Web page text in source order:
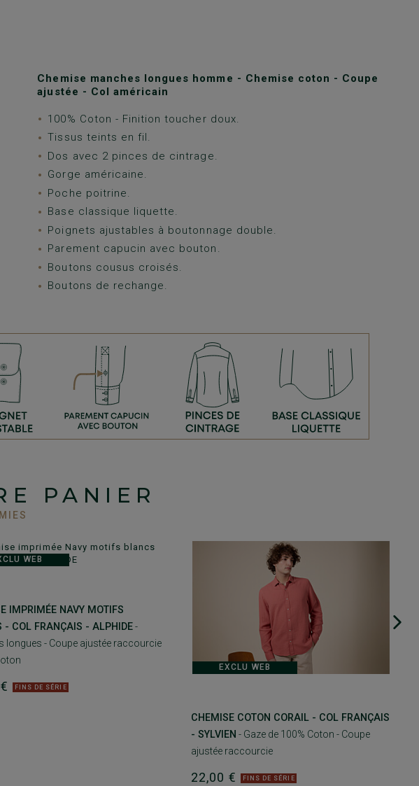
Chemise manches longues homme - Chemise coton - Coupe
ajustée - Col américain
100% Coton - Finition toucher doux.
Tissus teints en fil.
Dos avec 2 pinces de cintrage.
Gorge américaine.
Poche poitrine.
Base classique liquette.
Poignets ajustables à boutonnage double.
Parement capucin avec bouton.
Boutons cousus croisés.
Boutons de rechange.
PANIER
WEB
IMPRIMÉE NAVY MOTIFS
- COL FRANÇAIS - ALPHIDE-
longues - Coupe ajustée raccourcie
€ FINS DE SÉRIE
EXCLU WEB
CHEMISE COTON CORAIL - COL FRANÇAIS
- SYLVIEN - Gaze de 100% Coton - Coupe
ajustée raccourcie
22,00 € FINS DE SÉRIE